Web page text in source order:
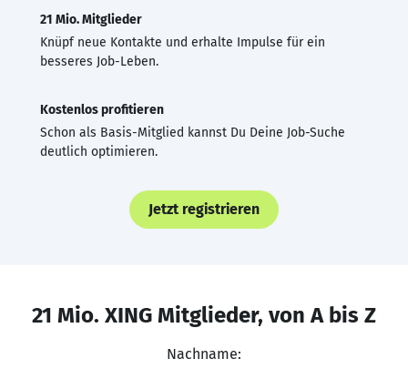
21 Mio. Mitglieder
Knüpf neue Kontakte und erhalte Impulse für ein
besseres Job-Leben.
Kostenlos profitieren
Schon als Basis-Mitglied kannst Du Deine Job-Suche
deutlich optimieren.
Jetzt registrieren
21 Mio. XING Mitglieder, von A bis Z
Nachname: